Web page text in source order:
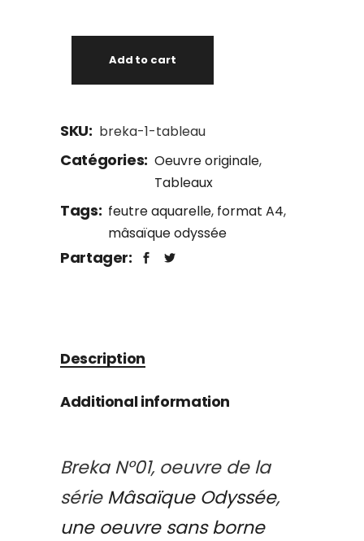
Add to cart
SKU: breka-1-tableau
Catégories: Oeuvre originale,
Tableaux
Tags: feutre aquarelle, format A4,
mâsaïque odyssée
Partager:
Description
Additional information
Breka N°01, oeuvre de la
sérieMâsaïque Odyssée,
une oeuvre sans borne